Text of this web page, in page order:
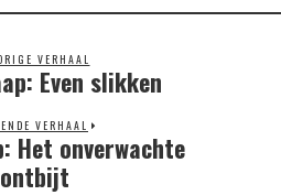
VERHAAL
Previous
Even slikken
VERHAAL
Next
post:
Het onverwachte
ontbijt